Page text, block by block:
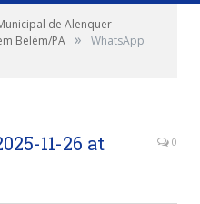
de Alenquer
Belém/PA »
WhatsApp
11-26 at
0